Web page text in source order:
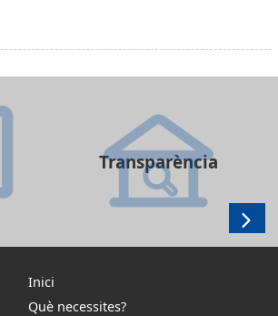
Transparència
Inici
Què necessites?